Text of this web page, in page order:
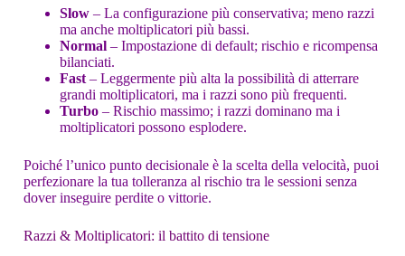
Slow – La configurazione più conservativa; meno razzi
ma anche moltiplicatori più bassi.
Normal – Impostazione di default; rischio e ricompensa
bilanciati.
Fast – Leggermente più alta la possibilità di atterrare
grandi moltiplicatori, ma i razzi sono più frequenti.
Turbo – Rischio massimo; i razzi dominano ma i
moltiplicatori possono esplodere.
Poiché l’unico punto decisionale è la scelta della velocità, puoi
perfezionare la tua tolleranza al rischio tra le sessioni senza
dover inseguire perdite o vittorie.
Razzi & Moltiplicatori: il battito di tensione